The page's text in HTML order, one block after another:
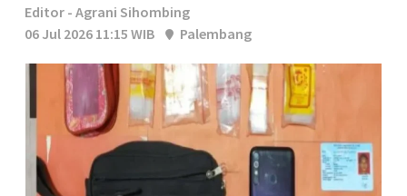
Editor - Agrani Sihombing
06 Jul 2026 11:15 WIB
Palembang